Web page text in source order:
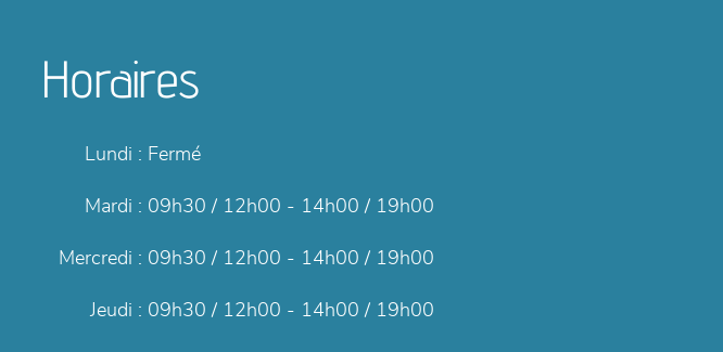
Horaires
Lundi : Fermé
Mardi : 09h30 / 12h00 - 14h00 / 19h00
Mercredi : 09h30 / 12h00 - 14h00 / 19h00
Jeudi : 09h30 / 12h00 - 14h00 / 19h00